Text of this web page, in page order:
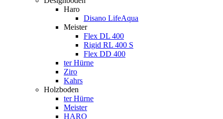
Haro
Disano LifeAqua
Meister
Flex DL 400
Rigid RL 400 S
Flex DD 400
ter Hürne
Ziro
Kahrs
Holzboden
ter Hürne
Meister
HARO